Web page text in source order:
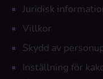
Juridisk
Villkor
Skydd av
Inställning för